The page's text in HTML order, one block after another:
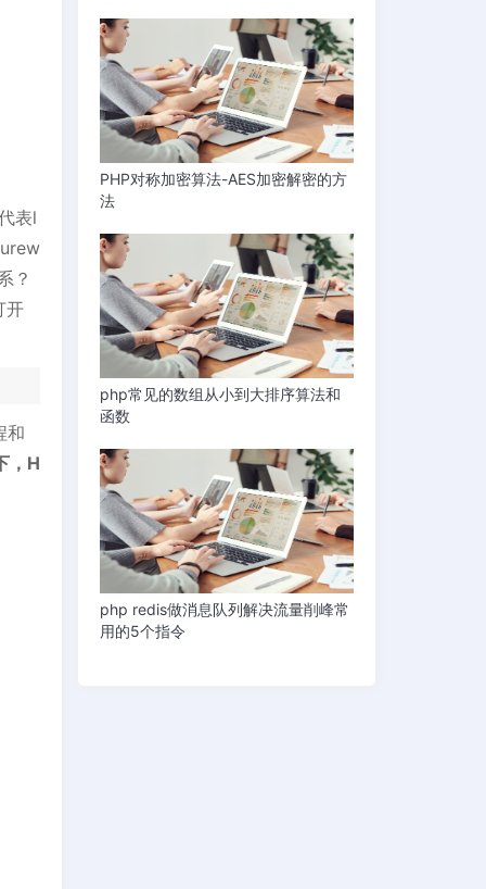
表l
？
开
和
，H
PHP对称加密算法-AES加密解密的方
法
php常见的数组从小到大排序算法和
函数
php redis做消息队列解决流量削峰常
用的5个指令